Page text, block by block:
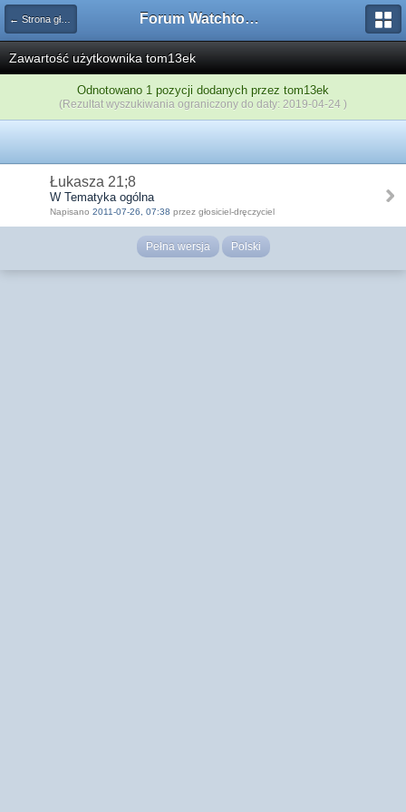
← Strona główna Forum Watchtower
Zawartość użytkownika tom13ek
Odnotowano 1 pozycji dodanych przez tom13ek
(Rezultat wyszukiwania ograniczony do daty: 2019-04-24 )
Łukasza 21;8
W Tematyka ogólna
Napisano 2011-07-26, 07:38 przez głosiciel-dręczyciel
Pełna wersja Polski